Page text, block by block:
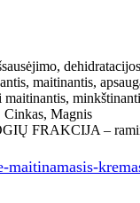
maitinantis,
Magnis
FRAKCIJA –
maitinamasis-